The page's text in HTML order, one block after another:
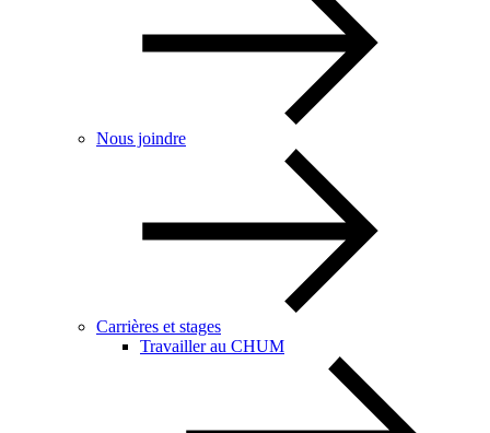
Nous joindre
Carrières et stages
Travailler au CHUM